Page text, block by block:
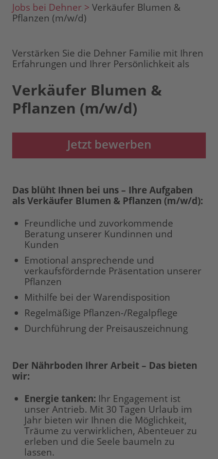
Jobs bei Dehner > Verkäufer Blumen &
Pflanzen (m/w/d)
Verstärken Sie die Dehner Familie mit Ihren
Erfahrungen und Ihrer Persönlichkeit als
Verkäufer Blumen &
Pflanzen (m/w/d)
Jetzt bewerben
Das blüht Ihnen bei uns – Ihre Aufgaben
als Verkäufer Blumen & Pflanzen (m/w/d):
Freundliche und zuvorkommende
Beratung unserer Kundinnen und
Kunden
Emotional ansprechende und
verkaufsfördernde Präsentation unserer
Pflanzen
Mithilfe bei der Warendisposition
Regelmäßige Pflanzen-/Regalpflege
Durchführung der Preisauszeichnung
Der Nährboden Ihrer Arbeit – Das bieten
wir:
Energie tanken: Ihr Engagement ist
unser Antrieb. Mit 30 Tagen Urlaub im
Jahr bieten wir Ihnen die Möglichkeit,
Träume zu verwirklichen, Abenteuer zu
erleben und die Seele baumeln zu
lassen.